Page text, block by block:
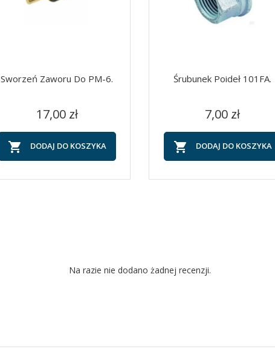
Szybki podgląd
Sworzeń Zaworu Do PM-6.
Cena
17,00 zł
 DODAJ DO KOSZYKA
Szybki podgląd
Śrubunek Poideł 101FA.
Cena
7,00 zł
 DODAJ DO KOSZYKA
Na razie nie dodano żadnej recenzji.